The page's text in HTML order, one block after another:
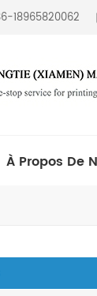
18965820062
À Propos De